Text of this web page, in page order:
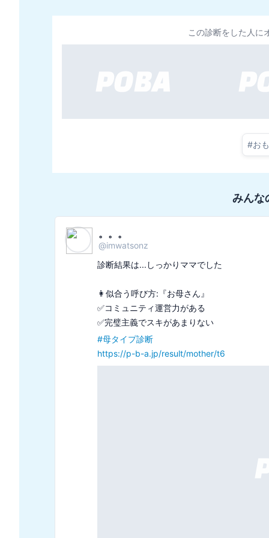
この診断をした人に
#お
みんな
wattson
watsonrockjp
診断結果は...愛に狂う境界線ヤンデレでした
❤️目的のために手段を選ばない人
❤️監視や束縛も必要であればやる
あなたの隠れヤンデレ度
https://p-b-a.jp/result/kyndr/lv6